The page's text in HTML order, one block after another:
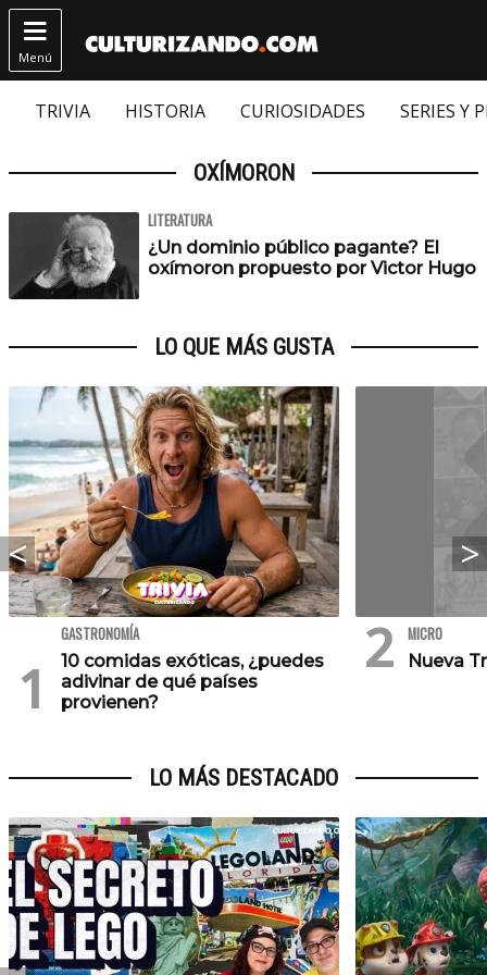

Menú
TRIVIA HISTORIA CURIOSIDADES SERIES Y
OXÍMORON
LITERATURA
¿Un dominio público pagante? El
oxímoron propuesto por Victor Hugo
LO QUE MÁS GUSTA
GASTRONOMÍA
10 comidas exóticas, ¿puedes
adivinar de qué países
provienen?
MICRO
Nueva
LO MÁS DESTACADO